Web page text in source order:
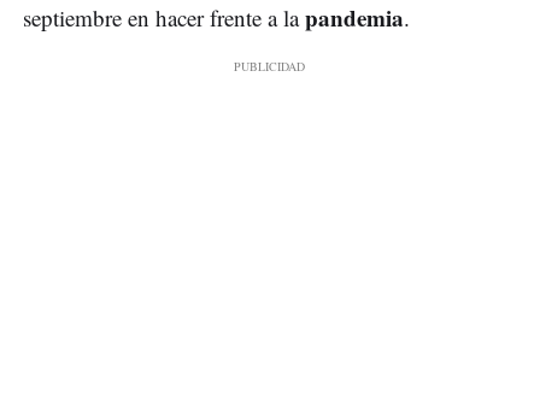
septiembre en hacer frente a lapandemia.